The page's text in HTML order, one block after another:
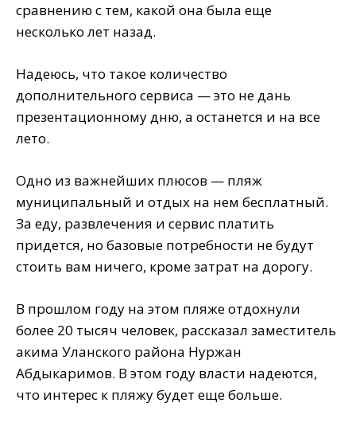
сравнению с тем, какой она была еще
несколько лет назад.
Надеюсь, что такое количество
дополнительного сервиса — это не дань
презентационному дню, а останется и на все
лето.
Одно из важнейших плюсов — пляж
муниципальный и отдых на нем бесплатный.
За еду, развлечения и сервис платить
придется, но базовые потребности не будут
стоить вам ничего, кроме затрат на дорогу.
В прошлом году на этом пляже отдохнули
более 20 тысяч человек, рассказал заместитель
акима Уланского района Нуржан
Абдыкаримов. В этом году власти надеются,
что интерес к пляжу будет еще больше.